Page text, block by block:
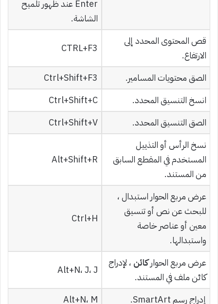
Enter عند ظهور تلميح
الشاشة.
قص المحتوى المحدد إلى
الارتفاع.
CTRL+F3
الصق محتويات المسامير.
Ctrl+Shift+F3
انسخ التنسيق المحدد.
Ctrl+Shift+C
الصق التنسيق المحدد.
Ctrl+Shift+V
نسخ الرأس أو التذييل
المستخدم في المقطع السابق
من المستند.
Alt+Shift+R
عرض مربع الحوار استبدال ،
للبحث عن نص أو تنسيق
معين أو عناصر خاصة
واستبدالها.
Ctrl+H
عرض مربع الحواركائن ، لإدراج
كائن ملف في المستند.
Alt+N، J، J
إدراج رسم SmartArt. Alt+N، M